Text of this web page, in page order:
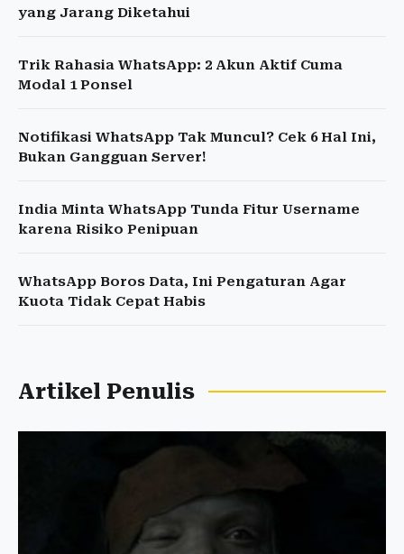
yang Jarang Diketahui
Trik Rahasia WhatsApp: 2 Akun Aktif Cuma
Modal 1 Ponsel
Notifikasi WhatsApp Tak Muncul? Cek 6 Hal Ini,
Bukan Gangguan Server!
India Minta WhatsApp Tunda Fitur Username
karena Risiko Penipuan
WhatsApp Boros Data, Ini Pengaturan Agar
Kuota Tidak Cepat Habis
Artikel Penulis